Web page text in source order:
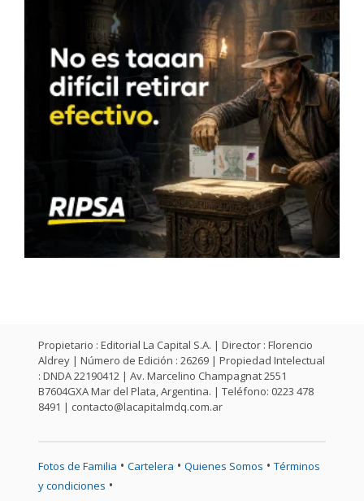
Propietario : Editorial La Capital S.A. | Director : Florencio
Aldrey | Número de Edición : 26269 | Propiedad Intelectual
: DNDA 22190412 | Av. Marcelino Champagnat 2551
B7604GXA Mar del Plata, Argentina. | Teléfono: 0223 478
8491 | contacto@lacapitalmdq.com.ar
Fotos de Familia • Cartelera • Quienes Somos • Términos
y condiciones •